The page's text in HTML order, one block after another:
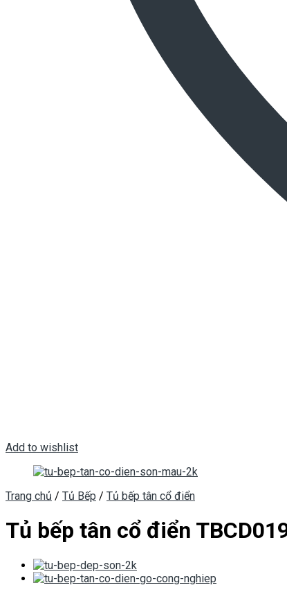
Add to wishlist
Trang chủ / Tủ Bếp / Tủ bếp tân cổ điển
Tủ bếp tân cổ điển